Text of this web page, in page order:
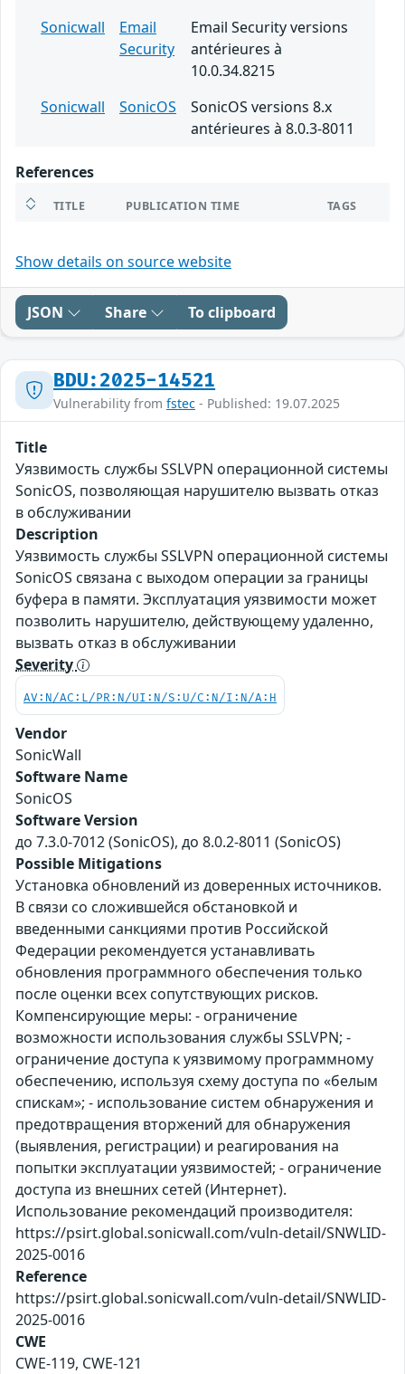
Sonicwall
Email
Security
Email Security versions
antérieures à
10.0.34.8215
Sonicwall
SonicOS
SonicOS versions 8.x
antérieures à 8.0.3-8011
References
TITLE PUBLICATION TIME TAGS
Show details on source website
JSON Share To clipboard
BDU:2025-14521
Vulnerability from fstec - Published: 19.07.2025
Title
Уязвимость службы SSLVPN операционной системы
SonicOS, позволяющая нарушителю вызвать отказ
в обслуживании
Description
Уязвимость службы SSLVPN операционной системы
SonicOS связана с выходом операции за границы
буфера в памяти. Эксплуатация уязвимости может
позволить нарушителю, действующему удаленно,
вызвать отказ в обслуживании
Severity
AV:N/AC:L/PR:N/UI:N/S:U/C:N/I:N/A:H
Vendor
SonicWall
Software Name
SonicOS
Software Version
до 7.3.0-7012 (SonicOS), до 8.0.2-8011 (SonicOS)
Possible Mitigations
Установка обновлений из доверенных источников.
В связи со сложившейся обстановкой и
введенными санкциями против Российской
Федерации рекомендуется устанавливать
обновления программного обеспечения только
после оценки всех сопутствующих рисков.
Компенсирующие меры: - ограничение
возможности использования службы SSLVPN; -
ограничение доступа к уязвимому программному
обеспечению, используя схему доступа по «белым
спискам»; - использование систем обнаружения и
предотвращения вторжений для обнаружения
(выявления, регистрации) и реагирования на
попытки эксплуатации уязвимостей; - ограничение
доступа из внешних сетей (Интернет).
Использование рекомендаций производителя:
https://psirt.global.sonicwall.com/vuln-detail/SNWLID-
2025-0016
Reference
https://psirt.global.sonicwall.com/vuln-detail/SNWLID-
2025-0016
CWE
CWE-119, CWE-121